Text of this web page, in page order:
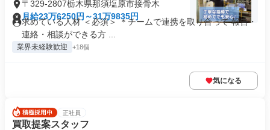
〒329-2807栃木県那須塩原市接骨木
月給23万6250円～31万9835円
求めている人材 ＜必須＞ ＊チームで連携を取り合って 報告・
連絡・相談ができる方 ...
業界未経験歓迎 +18個
気になる
正社員
買取提案スタッフ